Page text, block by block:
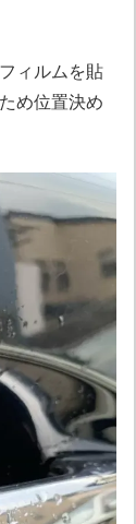
ィルムを貼
め位置決め